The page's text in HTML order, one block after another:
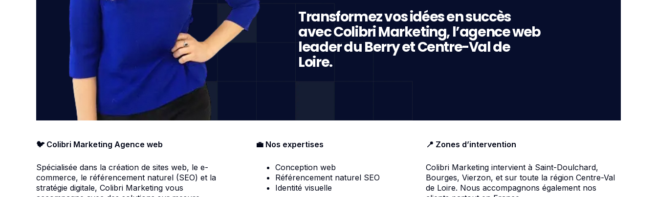
Transformez vos idées en succès
avec Colibri Marketing, l’agence web
leader du Berry et Centre-Val de
Loire.
🐦 Colibri Marketing Agence web
Spécialisée dans la création de sites web, le e-
commerce, le référencement naturel (SEO) et la
stratégie digitale, Colibri Marketing vous
💼 Nos expertises
Conception web
Référencement naturel SEO
Identité visuelle
📍 Zones d’intervention
Colibri Marketing intervient à Saint-Doulchard,
Bourges, Vierzon, et sur toute la région Centre-Val
de Loire. Nous accompagnons également nos